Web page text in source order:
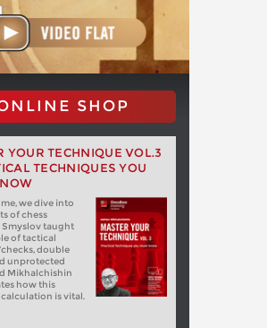
SHOP
YOUR TECHNIQUE VOL.3
TECHNIQUES YOU
we dive into
of chess
taught
of tactical
double
unprotected
Mikhalchishin
how this
is vital.